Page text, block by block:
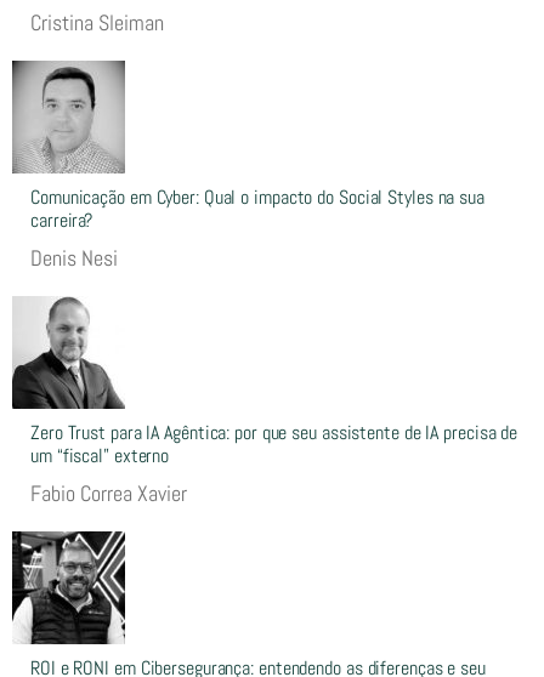
Cristina Sleiman
Comunicação em Cyber: Qual o impacto do Social Styles na sua
carreira?
Denis Nesi
Zero Trust para IA Agêntica: por que seu assistente de IA precisa de
um “fiscal” externo
Fabio Correa Xavier
ROI e RONI em Cibersegurança: entendendo as diferenças e seu